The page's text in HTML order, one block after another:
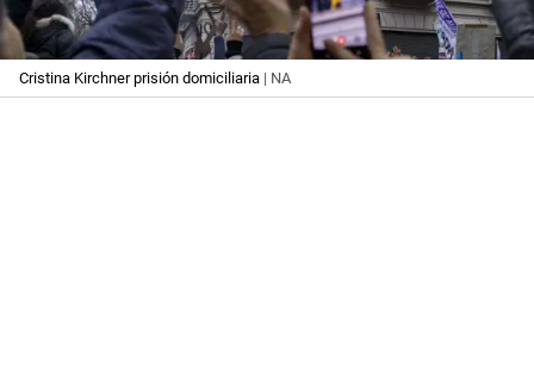
Cristina Kirchner prisión domiciliaria | NA